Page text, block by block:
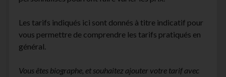
Les tarifs indiqués ici sont donnés à titre indicatif pour
vous permettre de comprendre les tarifs pratiqués en
général.
Vous êtes biographe, et souhaitez ajouter votre tarif avec